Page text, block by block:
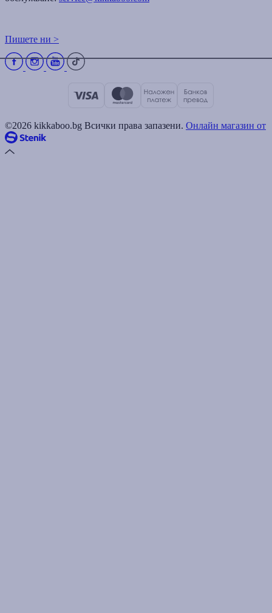
Пишете ни >
©2026 kikkaboo.bg Всички права запазени. Онлайн магазин от